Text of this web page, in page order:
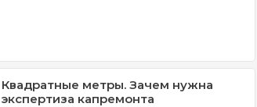
Квадратные метры. Зачем нужна
экспертиза капремонта